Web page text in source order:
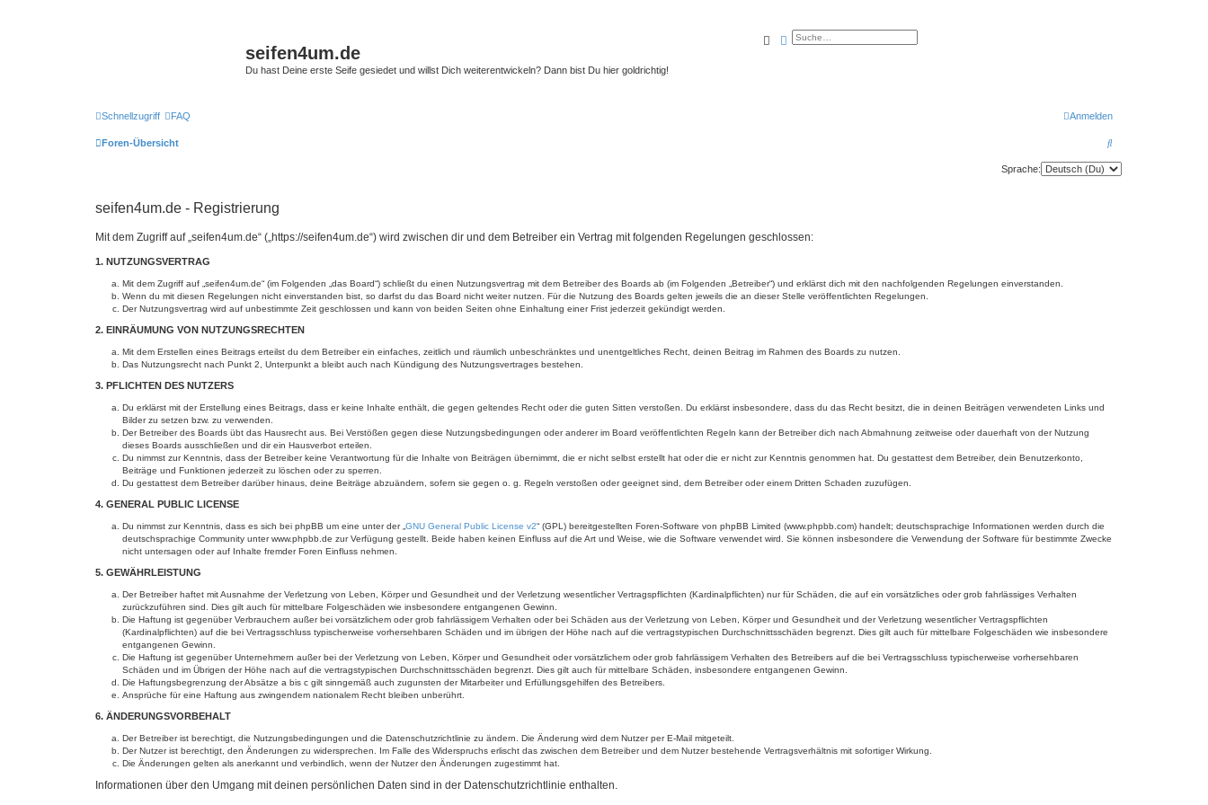
seifen4um.de
Du hast Deine erste Seife gesiedet und willst Dich weiterentwickeln? Dann bist Du hier goldrichtig!
SucheErweiterte Suche
Schnellzugriff FAQ Anmelden
Foren-Übersicht
S
u
Sprache:
seifen4um.de - Registrierung
Mit dem Zugriff auf „seifen4um.de“ („https://seifen4um.de“) wird zwischen dir und dem Betreiber ein Vertrag mit folgenden Regelungen geschlossen:
1. NUTZUNGSVERTRAG
Mit dem Zugriff auf „seifen4um.de“ (im Folgenden „das Board“) schließt du einen Nutzungsvertrag mit dem Betreiber des Boards ab (im Folgenden „Betreiber“) und erklärst dich mit den nachfolgenden Regelungen einverstanden.
Wenn du mit diesen Regelungen nicht einverstanden bist, so darfst du das Board nicht weiter nutzen. Für die Nutzung des Boards gelten jeweils die an dieser Stelle veröffentlichten Regelungen.
Der Nutzungsvertrag wird auf unbestimmte Zeit geschlossen und kann von beiden Seiten ohne Einhaltung einer Frist jederzeit gekündigt werden.
2. EINRÄUMUNG VON NUTZUNGSRECHTEN
Mit dem Erstellen eines Beitrags erteilst du dem Betreiber ein einfaches, zeitlich und räumlich unbeschränktes und unentgeltliches Recht, deinen Beitrag im Rahmen des Boards zu nutzen.
Das Nutzungsrecht nach Punkt 2, Unterpunkt a bleibt auch nach Kündigung des Nutzungsvertrages bestehen.
3. PFLICHTEN DES NUTZERS
Du erklärst mit der Erstellung eines Beitrags, dass er keine Inhalte enthält, die gegen geltendes Recht oder die guten Sitten verstoßen. Du erklärst insbesondere, dass du das Recht besitzt, die in deinen Beiträgen verwendeten Links und
Bilder zu setzen bzw. zu verwenden.
Der Betreiber des Boards übt das Hausrecht aus. Bei Verstößen gegen diese Nutzungsbedingungen oder anderer im Board veröffentlichten Regeln kann der Betreiber dich nach Abmahnung zeitweise oder dauerhaft von der Nutzung
dieses Boards ausschließen und dir ein Hausverbot erteilen.
Du nimmst zur Kenntnis, dass der Betreiber keine Verantwortung für die Inhalte von Beiträgen übernimmt, die er nicht selbst erstellt hat oder die er nicht zur Kenntnis genommen hat. Du gestattest dem Betreiber, dein Benutzerkonto,
Beiträge und Funktionen jederzeit zu löschen oder zu sperren.
Du gestattest dem Betreiber darüber hinaus, deine Beiträge abzuändern, sofern sie gegen o. g. Regeln verstoßen oder geeignet sind, dem Betreiber oder einem Dritten Schaden zuzufügen.
4. GENERAL PUBLIC LICENSE
Du nimmst zur Kenntnis, dass es sich bei phpBB um eine unter der „ GNU General Public License v2“ (GPL) bereitgestellten Foren-Software von phpBB Limited (www.phpbb.com) handelt; deutschsprachige Informationen werden durch die
deutschsprachige Community unter www.phpbb.de zur Verfügung gestellt. Beide haben keinen Einfluss auf die Art und Weise, wie die Software verwendet wird. Sie können insbesondere die Verwendung der Software für bestimmte Zwecke
nicht untersagen oder auf Inhalte fremder Foren Einfluss nehmen.
5. GEWÄHRLEISTUNG
Der Betreiber haftet mit Ausnahme der Verletzung von Leben, Körper und Gesundheit und der Verletzung wesentlicher Vertragspflichten (Kardinalpflichten) nur für Schäden, die auf ein vorsätzliches oder grob fahrlässiges Verhalten
zurückzuführen sind. Dies gilt auch für mittelbare Folgeschäden wie insbesondere entgangenen Gewinn.
Die Haftung ist gegenüber Verbrauchern außer bei vorsätzlichem oder grob fahrlässigem Verhalten oder bei Schäden aus der Verletzung von Leben, Körper und Gesundheit und der Verletzung wesentlicher Vertragspflichten
(Kardinalpflichten) auf die bei Vertragsschluss typischerweise vorhersehbaren Schäden und im übrigen der Höhe nach auf die vertragstypischen Durchschnittsschäden begrenzt. Dies gilt auch für mittelbare Folgeschäden wie insbesondere
entgangenen Gewinn.
Die Haftung ist gegenüber Unternehmern außer bei der Verletzung von Leben, Körper und Gesundheit oder vorsätzlichem oder grob fahrlässigem Verhalten des Betreibers auf die bei Vertragsschluss typischerweise vorhersehbaren
Schäden und im Übrigen der Höhe nach auf die vertragstypischen Durchschnittsschäden begrenzt. Dies gilt auch für mittelbare Schäden, insbesondere entgangenen Gewinn.
Die Haftungsbegrenzung der Absätze a bis c gilt sinngemäß auch zugunsten der Mitarbeiter und Erfüllungsgehilfen des Betreibers.
Ansprüche für eine Haftung aus zwingendem nationalem Recht bleiben unberührt.
6. ÄNDERUNGSVORBEHALT
Der Betreiber ist berechtigt, die Nutzungsbedingungen und die Datenschutzrichtlinie zu ändern. Die Änderung wird dem Nutzer per E-Mail mitgeteilt.
Der Nutzer ist berechtigt, den Änderungen zu widersprechen. Im Falle des Widerspruchs erlischt das zwischen dem Betreiber und dem Nutzer bestehende Vertragsverhältnis mit sofortiger Wirkung.
Die Änderungen gelten als anerkannt und verbindlich, wenn der Nutzer den Änderungen zugestimmt hat.
Informationen über den Umgang mit deinen persönlichen Daten sind in der Datenschutzrichtlinie enthalten.